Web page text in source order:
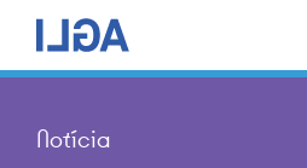
Notícia